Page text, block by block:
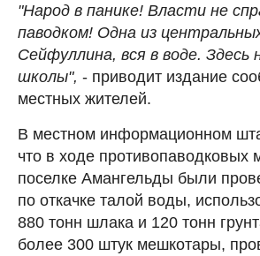
"Народ в панике! Власти не
паводком! Одна из
Сейфуллина, вся в воде. Здесь
школы", - приводит издание
местных жителей.
В местном информационном
что в ходе противопаводковых
поселке Амангельды были
по откачке талой воды,
880 тонн шлака и 120 тонн
более 300 штук мешкотары,